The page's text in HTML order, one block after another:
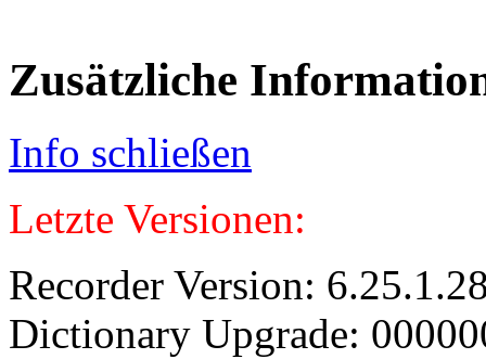
Zusätzliche
Info schließen
Letzte Versionen:
Recorder Version:
Dictionary Upgrade: